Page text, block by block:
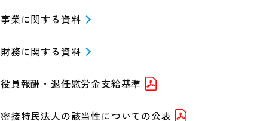
事業に関する資料
財務に関する資料
役員報酬・退任慰労金支給基準
密接特民法人の該当性についての公表